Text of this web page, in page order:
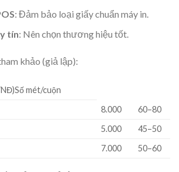
: Đảm bảo loại giấy chuẩn máy in.
tín: Nên chọn thương hiệu tốt.
khảo (giả lập):
mét/cuộn
8.000
60–80
5.000
45–50
7.000 50–60